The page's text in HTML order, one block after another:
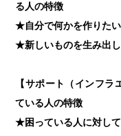
る人の特徴
★自分で何かを作りたい
★新しいものを生み出
【サポート（インフ
ている人の特徴
★困っている人に対し